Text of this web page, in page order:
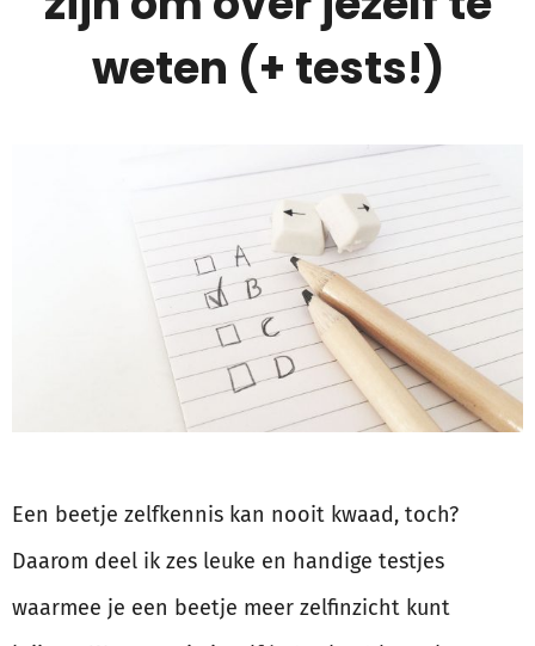
weten (+ tests!)
Een beetje zelfkennis kan nooit kwaad, toch?
Daarom deel ik zes leuke en handige testjes
waarmee je een beetje meer zelfinzicht kunt